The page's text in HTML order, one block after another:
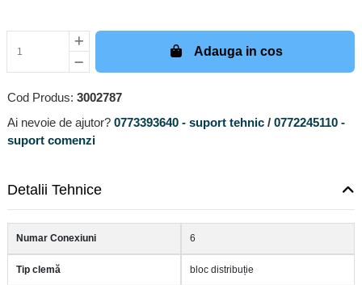
Adauga in cos
Cod Produs: 3002787
Ai nevoie de ajutor? 0773393640 - suport tehnic / 0772245110 -
suport comenzi
Detalii Tehnice
Numar Conexiuni 6
Tip clemă bloc distribuție